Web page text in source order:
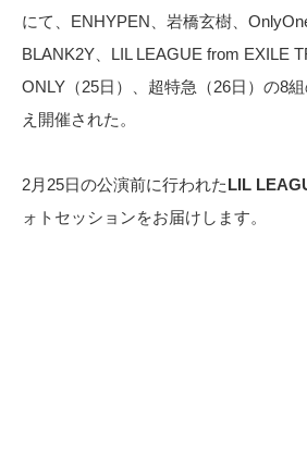
にて、ENHYPEN、岩橋玄樹、
BLANK2Y、LIL LEAGUE from EXILE
ONLY（25日）、超特急（26日）の8
え開催された。
2月25日の公演前に行われたLIL
ォトセッションをお届けします。